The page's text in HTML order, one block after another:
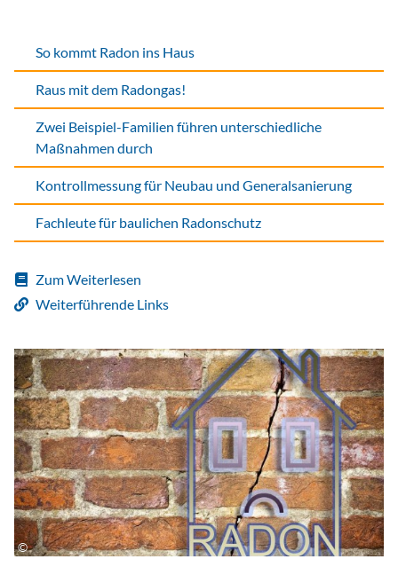
So kommt Radon ins Haus
Raus mit dem Radongas!
Zwei Beispiel-Familien führen unterschiedliche
Maßnahmen durch
Kontrollmessung für Neubau und Generalsanierung
Fachleute für baulichen Radonschutz
Zum Weiterlesen
Weiterführende Links